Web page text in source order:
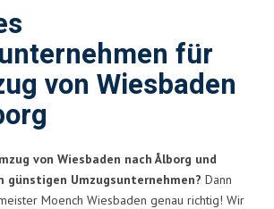
für
von Wiesbaden
von Wiesbaden nach Ålborg und
günstigen Umzugsunternehmen? Dann
Moench Wiesbaden genau richtig! Wir